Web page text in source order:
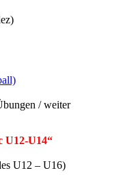
/ weiter
U12-U14“
U12 – U16)